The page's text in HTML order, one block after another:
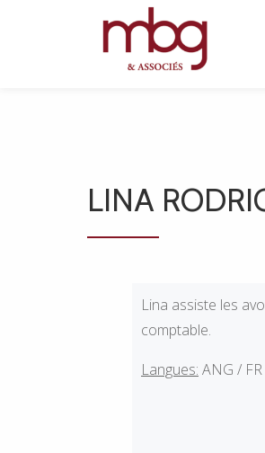
LINA
Lina assiste les
comptable.
Langues: ANG / FR